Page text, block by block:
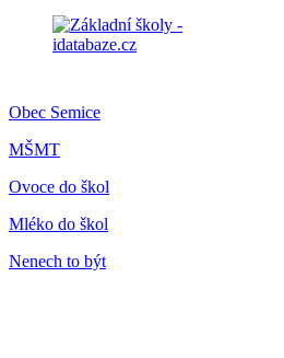
Obec Semice
MŠMT
Ovoce do škol
Mléko do škol
Nenech to být